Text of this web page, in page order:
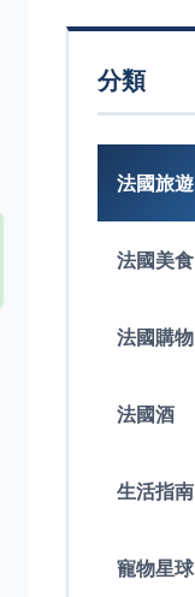
分類
法國旅遊
法國美食
法國購物
法國酒
生活指南
寵物星球